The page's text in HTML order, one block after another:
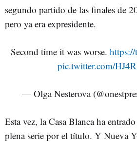
segundo partido de las finales de
pero ya era expresidente.
Second time it was worse.
pic.twitter.com/
— Olga Nesterova
Esta vez, la Casa Blanca ha
plena serie por el título. Y Nueva